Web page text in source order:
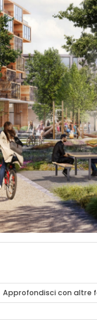
Approfondisci con altre